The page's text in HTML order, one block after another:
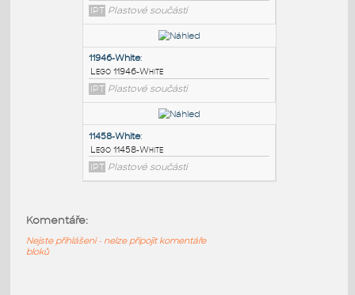
18654-White:
Lego 18654-White
IPT Plastové součásti
11947-White:
Lego 11947-White
IPT
Plastové součásti
Komentáře:
Nejste přihlášeni - nelze připojit komentáře
bloků